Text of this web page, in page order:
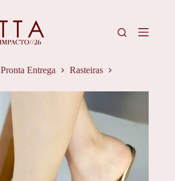
Pronta Entrega
Rasteiras